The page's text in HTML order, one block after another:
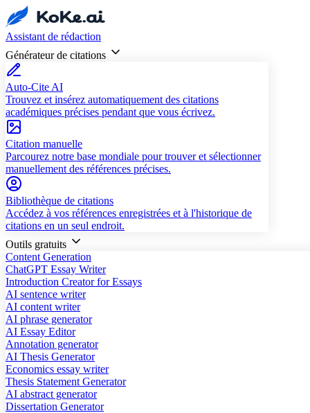
Assistant de rédaction
Générateur de citations
Auto-Cite AI
Trouvez et insérez automatiquement des citations
académiques précises pendant que vous écrivez.
Citation manuelle
Parcourez notre base mondiale pour trouver et sélectionner
manuellement des références précises.
Bibliothèque de citations
Accédez à vos références enregistrées et à l'historique de
citations en un seul endroit.
Outils gratuits
Content Generation
ChatGPT Essay Writer
Introduction Creator for Essays
AI sentence writer
AI content writer
AI phrase generator
AI Essay Editor
Annotation generator
AI Thesis Generator
Economics essay writer
Thesis Statement Generator
AI abstract generator
Dissertation Generator